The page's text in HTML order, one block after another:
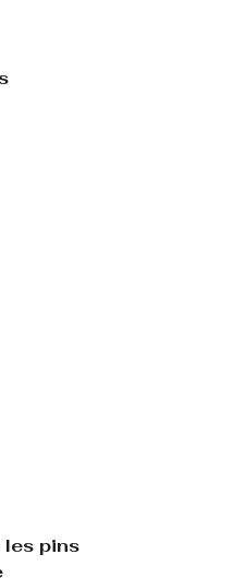
les pins